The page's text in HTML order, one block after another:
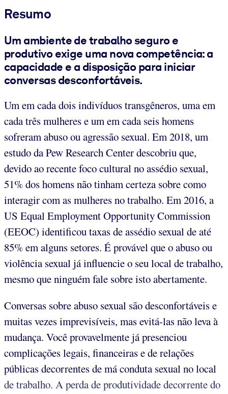
Resumo
Um ambiente de trabalho seguro e
produtivo exige uma nova competência: a
capacidade e a disposição para iniciar
conversas desconfortáveis.
Um em cada dois indivíduos transgêneros, uma em
cada três mulheres e um em cada seis homens
sofreram abuso ou agressão sexual. Em 2018, um
estudo da Pew Research Center descobriu que,
devido ao recente foco cultural no assédio sexual,
51% dos homens não tinham certeza sobre como
interagir com as mulheres no trabalho. Em 2016, a
US Equal Employment Opportunity Commission
(EEOC) identificou taxas de assédio sexual de até
85% em alguns setores. É provável que o abuso ou
violência sexual já influencie o seu local de trabalho,
mesmo que ninguém fale sobre isto abertamente.
Conversas sobre abuso sexual são desconfortáveis e
muitas vezes imprevisíveis, mas evitá-las não leva à
mudança. Você provavelmente já presenciou
complicações legais, financeiras e de relações
públicas decorrentes de má conduta sexual no local
de trabalho. A perda de produtividade decorrente do